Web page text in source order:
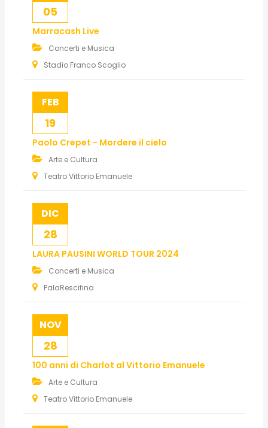
05
Marracash Live
Concerti e Musica
Stadio Franco Scoglio
FEB
19
Paolo Crepet - Mordere il cielo
Arte e Cultura
Teatro Vittorio Emanuele
DIC
28
LAURA PAUSINI WORLD TOUR 2024
Concerti e Musica
PalaRescifina
NOV
28
100 anni di Charlot al Vittorio Emanuele
Arte e Cultura
Teatro Vittorio Emanuele